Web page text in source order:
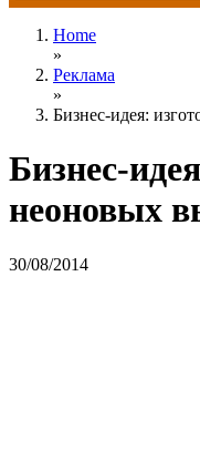
Home
»
Реклама
»
Бизнес-идея:
Бизнес-
неоновых
30/08/2014